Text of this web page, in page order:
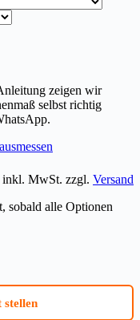
zeigen wir
selbst richtig
inkl. MwSt. zzgl. Versand
sobald alle Optionen
stellen